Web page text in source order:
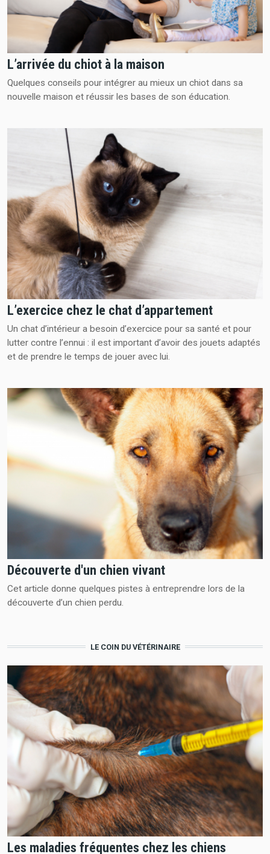
L’arrivée du chiot à la maison
Quelques conseils pour intégrer au mieux un chiot dans sa
nouvelle maison et réussir les bases de son éducation.
L’exercice chez le chat d’appartement
Un chat d’intérieur a besoin d’exercice pour sa santé et pour
lutter contre l’ennui : il est important d’avoir des jouets adaptés
et de prendre le temps de jouer avec lui.
Découverte d'un chien vivant
Cet article donne quelques pistes à entreprendre lors de la
découverte d’un chien perdu.
LE COIN DU VÉTÉRINAIRE
Les maladies fréquentes chez les chiens